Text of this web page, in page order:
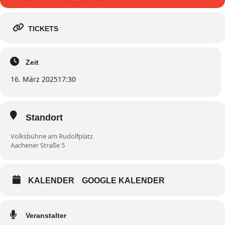
TICKETS
Zeit
16. März 202517:30
Standort
Volksbühne am Rudolfplatz
Aachener Straße 5
KALENDER GOOGLE KALENDER
Veranstalter